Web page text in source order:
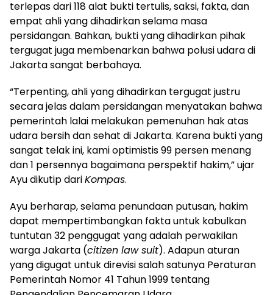
terlepas dari 118 alat bukti tertulis, saksi, fakta, dan
empat ahli yang dihadirkan selama masa
persidangan. Bahkan, bukti yang dihadirkan pihak
tergugat juga membenarkan bahwa polusi udara di
Jakarta sangat berbahaya.
“Terpenting, ahli yang dihadirkan tergugat justru
secara jelas dalam persidangan menyatakan bahwa
pemerintah lalai melakukan pemenuhan hak atas
udara bersih dan sehat di Jakarta. Karena bukti yang
sangat telak ini, kami optimistis 99 persen menang
dan 1 persennya bagaimana perspektif hakim,” ujar
Ayu dikutip dariKompas.
Ayu berharap, selama penundaan putusan, hakim
dapat mempertimbangkan fakta untuk kabulkan
tuntutan 32 penggugat yang adalah perwakilan
warga Jakarta (citizen law suit). Adapun aturan
yang digugat untuk direvisi salah satunya Peraturan
Pemerintah Nomor 41 Tahun 1999 tentang